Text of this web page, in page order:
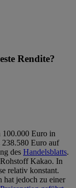
Rendite?
100.000 Euro in
238.580 Euro auf
des Handelsblatts.
Kakao. In
relativ konstant.
hat jedoch zu einer